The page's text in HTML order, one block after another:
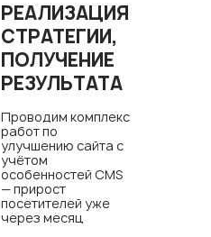
РЕАЛИЗАЦИЯ
СТРАТЕГИИ,
ПОЛУЧЕНИЕ
РЕЗУЛЬТАТА
Проводим комплекс
работ по
улучшению сайта с
учётом
особенностей CMS
— прирост
посетителей уже
через месяц